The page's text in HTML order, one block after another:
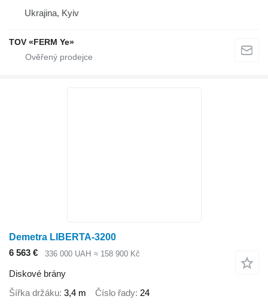
Ukrajina, Kyiv
TOV «FERM Ye»
Demetra LIBERTA-3200
6 563 €
336 000 UAH ≈ 158 900 Kč
Diskové brány
Šířka držáku 3,4 m Číslo řady 24